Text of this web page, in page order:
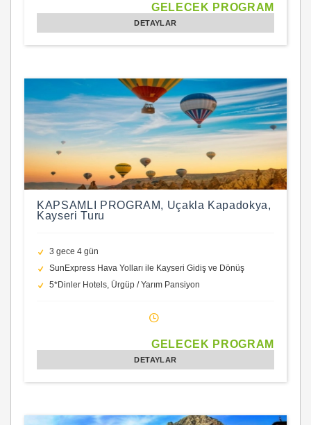
GELECEK PROGRAM
DETAYLAR
KAPSAMLI PROGRAM, Uçakla Kapadokya,
Kayseri Turu
3 gece 4 gün
SunExpress Hava Yolları ile Kayseri Gidiş ve Dönüş
5*Dinler Hotels, Ürgüp / Yarım Pansiyon
GELECEK PROGRAM
DETAYLAR